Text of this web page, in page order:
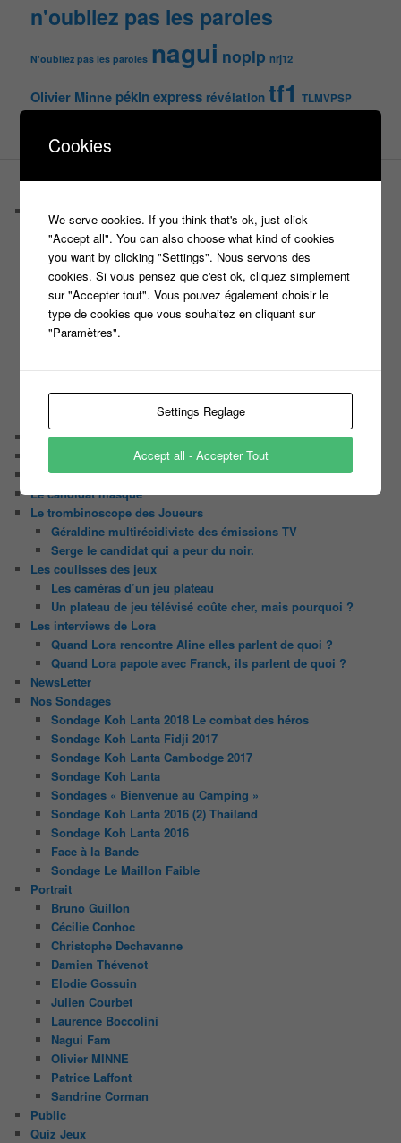
n'oubliez pas les paroles
N'oubliez pas les paroles nagui noplp nrj12
Olivier Minne pékin express révélation tf1 TLMVPSP
C’est quoi un casteur ?
C’est quoi un directeur de casting ?
Harry
Motus
Slam
C’est quoi un casting ?
Tous les castings
N’oubliez Pas Les Paroles
Tout le monde veut prendre sa place
Chaine Youtube
Il était une fois ….
Le candidat masqué
Le trombinoscope des Joueurs
Géraldine multirécidiviste des émissions TV
Serge le candidat qui a peur du noir.
Les coulisses des jeux
Les caméras d’un jeu plateau
Un plateau de jeu télévisé coûte cher, mais pourquoi ?
Les interviews de Lora
Quand Lora rencontre Aline elles parlent de quoi ?
Quand Lora papote avec Franck, ils parlent de quoi ?
NewsLetter
Nos Sondages
Sondage Koh Lanta 2018 Le combat des héros
Sondage Koh Lanta Fidji 2017
Sondage Koh Lanta Cambodge 2017
Sondage Koh Lanta
Sondages « Bienvenue au Camping »
Sondage Koh Lanta 2016 (2) Thailand
Sondage Koh Lanta 2016
Face à la Bande
Sondage Le Maillon Faible
Portrait
Bruno Guillon
Cécilie Conhoc
Christophe Dechavanne
Damien Thévenot
Elodie Gossuin
Julien Courbet
Laurence Boccolini
Nagui Fam
Olivier MINNE
Patrice Laffont
Sandrine Corman
Public
Quiz Jeux
Cookies
We serve cookies. If you think that's ok, just click
"Accept all". You can also choose what kind of cookies
you want by clicking "Settings". Nous servons des
cookies. Si vous pensez que c'est ok, cliquez simplement
sur "Accepter tout". Vous pouvez également choisir le
type de cookies que vous souhaitez en cliquant sur
"Paramètres".
Settings Reglage
Accept all - Accepter Tout